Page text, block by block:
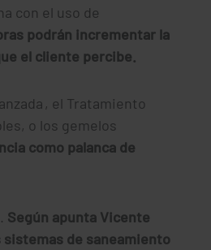
con el uso de
podrán incrementar la
el cliente percibe.
, el Tratamiento
o los gemelos
como palanca de
Según apunta Vicente
sistemas de saneamiento